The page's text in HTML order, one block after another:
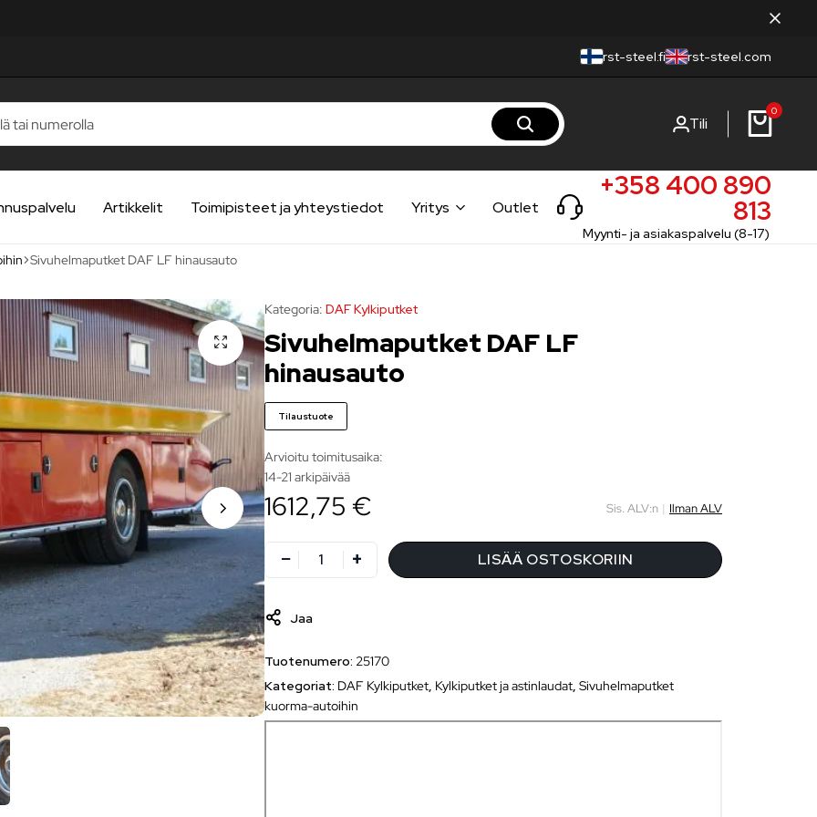
rst-steel.fi rst-steel.com
Tili
0
Artikkelit Toimipisteet ja yhteystiedot Yritys Outlet
+358 400 890
813
Myynti- ja asiakaspalvelu (8-17)
Sivuhelmaputket DAF LF hinausauto
Kategoria: DAF Kylkiputket
Sivuhelmaputket DAF LF
hinausauto
Tilaustuote
Arvioitu toimitusaika:
14-21 arkipäivää
1612,75 € Sis. ALV:n | Ilman ALV
LISÄÄ OSTOSKORIIN
Jaa
Tuotenumero: 25170
Kategoriat: DAF Kylkiputket Kylkiputket ja astinlaudat ,Sivuhelmaputket
kuorma-autoihin